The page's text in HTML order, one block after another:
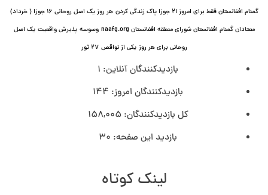
گمنام افغانستان فقط برای امروز ۲۱ جوزا پاک زندگی کردن
هر روز یک اصل روحانی ۱۶ جوزا ( خرداد)
معتادان گمنام افغانستان شورای منطقه افغانستان naafg.org
وسوسه پذيرش واقعیت یک اصل
روحانی برای هر روز یکی از نواقص ۲۷ ثور
بازدیدکنندگان آنلاین: 1
بازدیدکنندگان امروز: 144
کل بازدیدکنند‌گان:158,005
بازدید این صفحه: 30
لینک کوتاه